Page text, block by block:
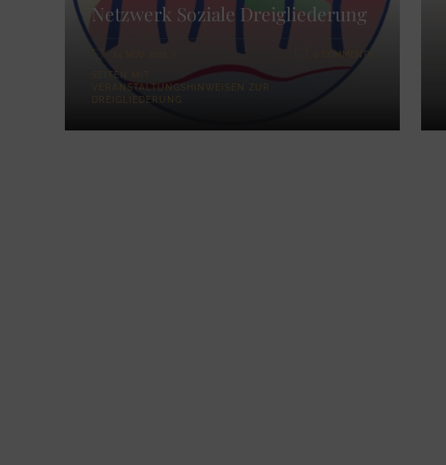
Netzwerk Soziale Dreigliederung
SEITEN MIT
VERANSTALTUNGSHINWEISEN ZUR
DREIGLIEDERUNG
0 COMMENTS